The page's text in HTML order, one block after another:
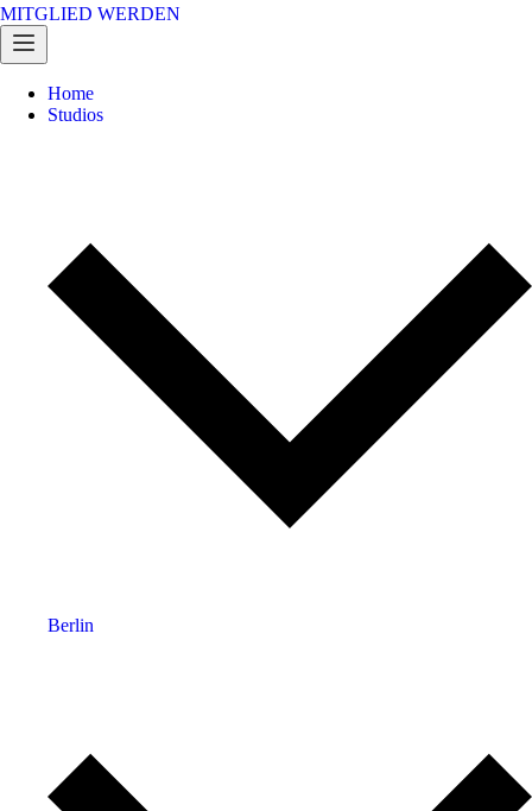
MITGLIED WERDEN
Home
Studios
Berlin